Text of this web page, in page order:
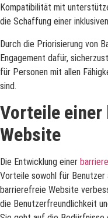
Kompatibilität mit
die Schaffung einer
Durch die Priorisierung von
Engagement dafür,
für Personen mit allen
sind.
Vorteile
Website
Die Entwicklung einer
Vorteile sowohl für Benutzer
barrierefreie Website
die Benutzerfreundlichkeit